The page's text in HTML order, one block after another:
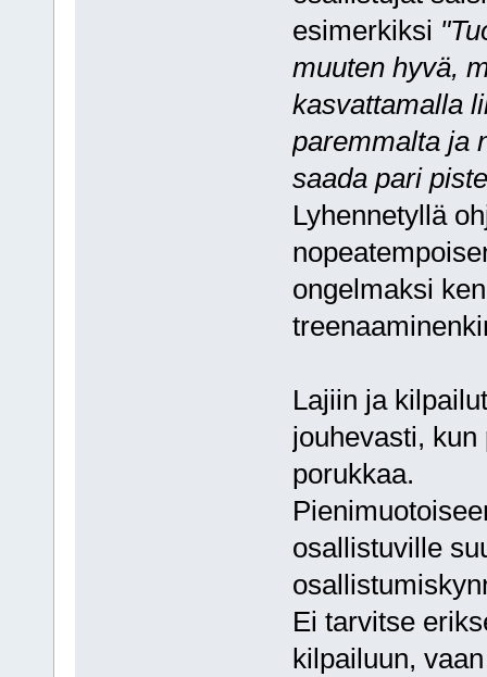
esimerkiksi
muuten hyvä,
kasvattamalla
paremmalta ja
saada pari
Lyhennetyllä
ongelmaksi
Lajiin ja
jouhevasti,
porukkaa.
osallistuville
Ei tarvitse
kilpailuun,